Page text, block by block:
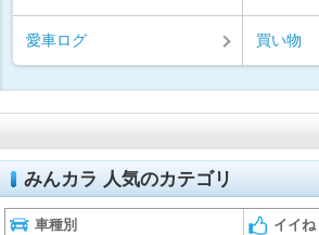
愛車ログ 買い物
みんカラ 人気のカテゴリ
車種別 イイね